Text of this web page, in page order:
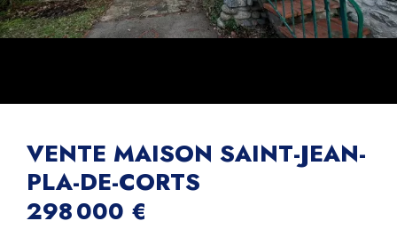
VENTE MAISON SAINT-JEAN-
PLA-DE-CORTS
298 000 €